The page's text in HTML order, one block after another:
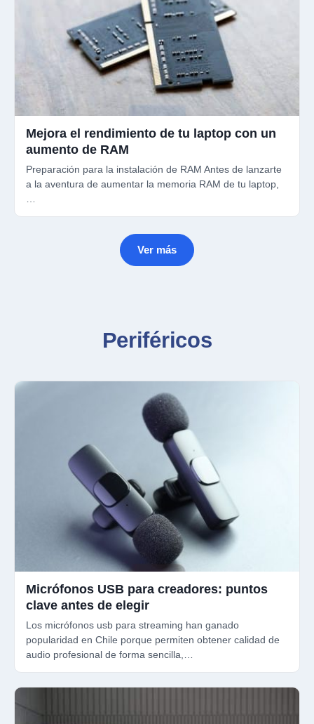
Mejora el rendimiento de tu laptop con un
aumento de RAM
Preparación para la instalación de RAM Antes de lanzarte
a la aventura de aumentar la memoria RAM de tu laptop,
Ver más
Periféricos
Micrófonos USB para creadores: puntos
clave antes de elegir
Los micrófonos usb para streaming han ganado
popularidad en Chile porque permiten obtener calidad de
audio profesional de forma sencilla,…